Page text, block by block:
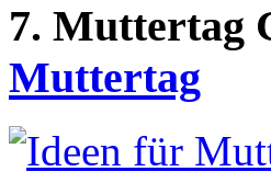
7. Muttertag
Muttertag